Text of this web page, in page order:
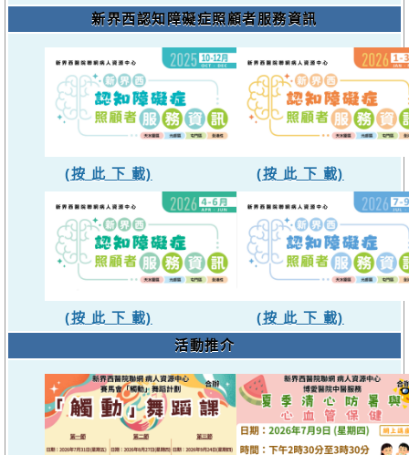
新界西認知障礙症照顧者服務資訊
(按 此 下 載) (按 此 下 載)
(按 此 下 載)
(按 此 下 載)
活動推介